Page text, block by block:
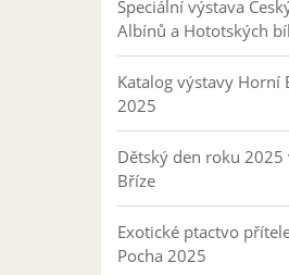
Speciální výstava
Albínů a Hototských
Katalog výstavy Horní
2025
Dětský den roku 2025
Bříze
Exotické ptactvo
Pocha 2025